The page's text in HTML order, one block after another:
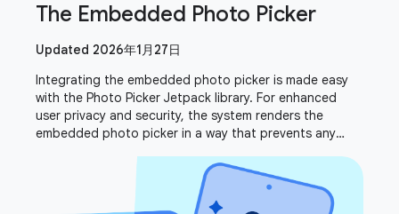
The Embedded Photo Picker
Updated 2026年1月27日
Integrating the embedded photo picker is made easy
with the Photo Picker Jetpack library. For enhanced
user privacy and security, the system renders the
embedded photo picker in a way that prevents any